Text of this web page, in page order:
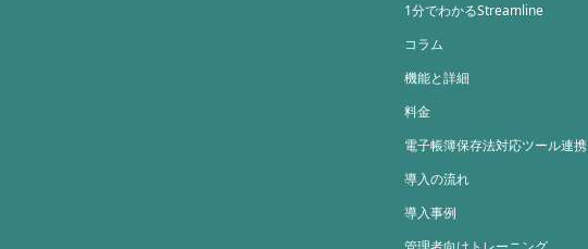
1分でわかるStreamline
コラム
機能と詳細
料金
電子帳簿保存法対応ツール連携
導入の流れ
導入事例